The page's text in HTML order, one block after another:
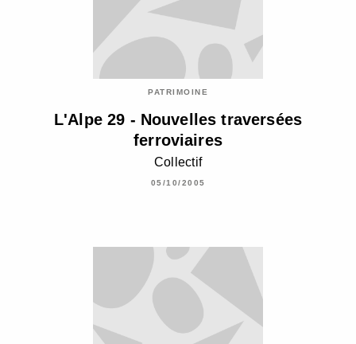
PATRIMOINE
L'Alpe 29 - Nouvelles traversées
ferroviaires
Collectif
05/10/2005